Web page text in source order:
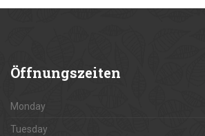
Öffnungszeiten
Monday
Tuesday